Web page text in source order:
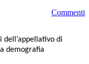
Commenti
dell’appellativo di
demografia